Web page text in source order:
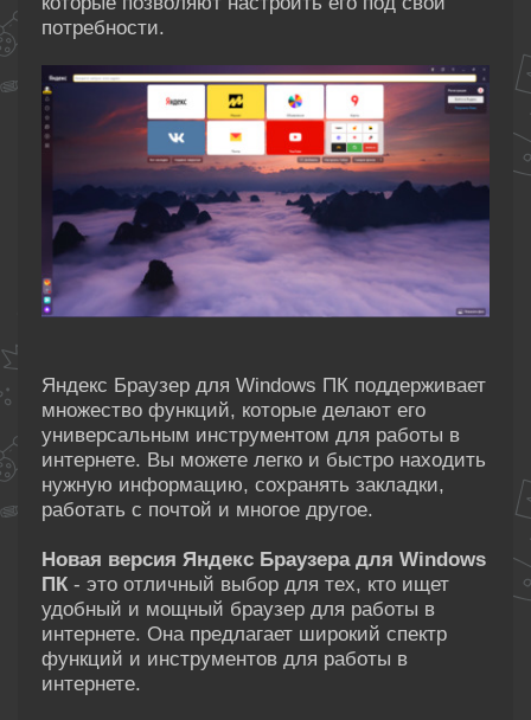
потребности.
Яндекс Браузер для Windows ПК поддерживает
множество функций, которые делают его
универсальным инструментом для работы в
интернете. Вы можете легко и быстро находить
нужную информацию, сохранять закладки,
работать с почтой и многое другое.
Новая версия Яндекс Браузера для Windows
ПК - это отличный выбор для тех, кто ищет
удобный и мощный браузер для работы в
интернете. Она предлагает широкий спектр
функций и инструментов для работы в
интернете.